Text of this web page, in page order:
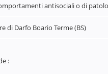
antisociali o di
di Darfo Boario Terme (BS)
: